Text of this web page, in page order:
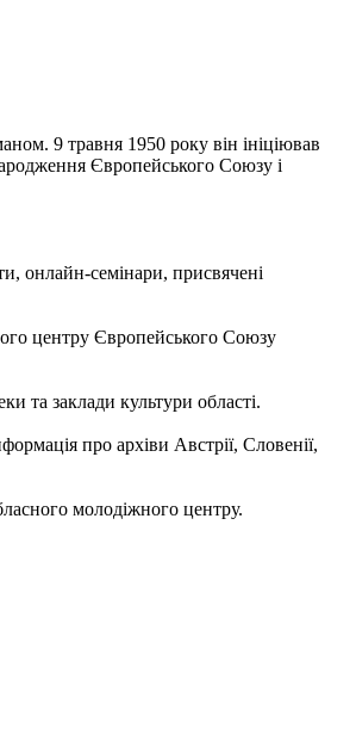
9 травня 1950 року він ініціював
Європейського Союзу і
онлайн-семінари, присвячені
центру Європейського Союзу
та заклади культури області.
про архіви Австрії, Словенії,
молодіжного центру.